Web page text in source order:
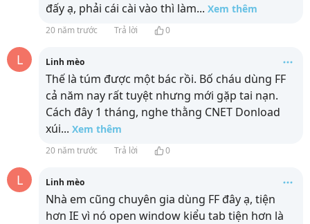
đấy ạ, phải cái cài vào thì làm... Xem thêm
20 năm trước Trả lời 0
L Linh mèo
Thế là túm được một bác rồi. Bố cháu dùng FF
cả năm nay rất tuyệt nhưng mới gặp tai nạn.
Cách đây 1 tháng, nghe thằng CNET Donload
xúi... Xem thêm
20 năm trước Trả lời 0
L Linh mèo
Nhà em cũng chuyên gia dùng FF đây ạ, tiện
hơn IE vì nó open window kiểu tab tiện hơn là